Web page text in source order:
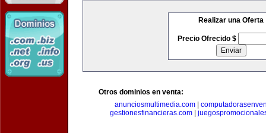
Realizar una Oferta
Precio Ofrecido $
Otros dominios en venta:
anunciosmultimedia.com
gestionesfinancieras.com